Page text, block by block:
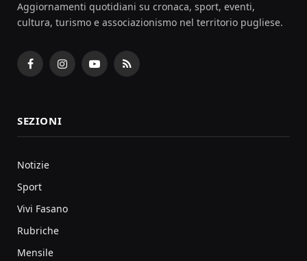
Aggiornamenti quotidiani su cronaca, sport, eventi,
cultura, turismo e associazionismo nel territorio pugliese.
FacebookInstagramYouTubeRSS
SEZIONI
Notizie
Sport
Vivi Fasano
Rubriche
Mensile